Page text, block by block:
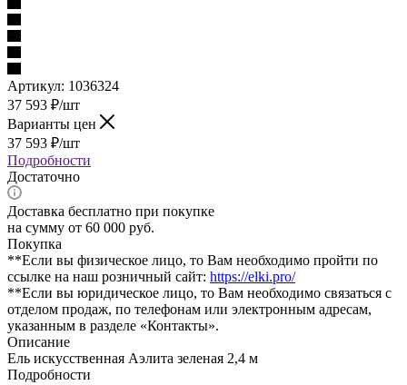
Артикул: 1036324
37 593 ₽/шт
Варианты цен
37 593 ₽/шт
Подробности
Достаточно
Доставка бесплатно при покупке
на сумму от 60 000 руб.
Покупка
**Если вы физическое лицо, то Вам необходимо пройти по
ссылке на наш розничный сайт: https://elki.pro/
**Если вы юридическое лицо, то Вам необходимо связаться с
отделом продаж, по телефонам или электронным адресам,
указанным в разделе «Контакты».
Описание
Ель искусственная Аэлита зеленая 2,4 м
Подробности